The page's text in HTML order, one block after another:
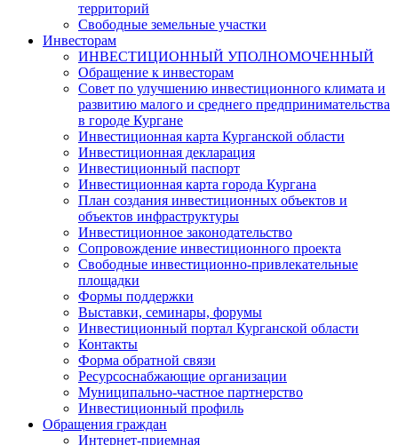
территорий
Свободные земельные участки
Инвесторам
ИНВЕСТИЦИОННЫЙ УПОЛНОМОЧЕННЫЙ
Обращение к инвесторам
Совет по улучшению инвестиционного климата и
развитию малого и среднего предпринимательства
в городе Кургане
Инвестиционная карта Курганской области
Инвестиционная декларация
Инвестиционный паспорт
Инвестиционная карта города Кургана
План создания инвестиционных объектов и
объектов инфраструктуры
Инвестиционное законодательство
Сопровождение инвестиционного проекта
Свободные инвестиционно-привлекательные
площадки
Формы поддержки
Выставки, семинары, форумы
Инвестиционный портал Курганской области
Контакты
Форма обратной связи
Ресурсоснабжающие организации
Муниципально-частное партнерство
Инвестиционный профиль
Обращения граждан
Интернет-приемная